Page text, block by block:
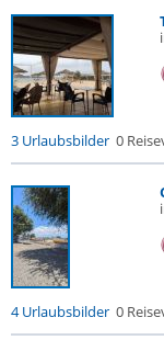
3 Urlaubsbilder 0
4 Urlaubsbilder 0